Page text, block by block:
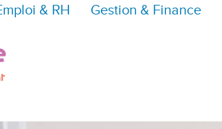
& RH Gestion & Finance